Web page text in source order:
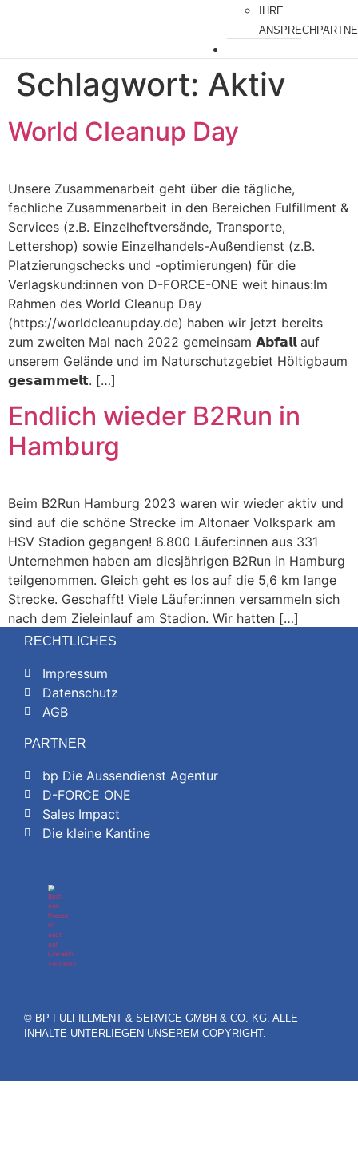
IHRE
Schlagwort: Aktiv
World Cleanup Day
Unsere Zusammenarbeit geht über die tägliche,
fachliche Zusammenarbeit in den Bereichen Fulfillment &
Services (z.B. Einzelheftversände, Transporte,
Lettershop) sowie Einzelhandels-Außendienst (z.B.
Platzierungschecks und -optimierungen) für die
Verlagskund:innen von D-FORCE-ONE weit hinaus:Im
Rahmen des World Cleanup Day
(https://worldcleanupday.de) haben wir jetzt bereits
zum zweiten Mal nach 2022 gemeinsam 𝗔𝗯𝗳𝗮𝗹𝗹 auf
unserem Gelände und im Naturschutzgebiet Höltigbaum
𝗴𝗲𝘀𝗮𝗺𝗺𝗲𝗹𝘁. […]
Endlich wieder B2Run in
Hamburg
Beim B2Run Hamburg 2023 waren wir wieder aktiv und
sind auf die schöne Strecke im Altonaer Volkspark am
HSV Stadion gegangen! 6.800 Läufer:innen aus 331
Unternehmen haben am diesjährigen B2Run in Hamburg
teilgenommen. Gleich geht es los auf die 5,6 km lange
Strecke. Geschafft! Viele Läufer:innen versammeln sich
nach dem Zieleinlauf am Stadion. Wir hatten […]
RECHTLICHES
Impressum
Datenschutz
AGB
PARTNER
bp Die Aussendienst Agentur
D-FORCE ONE
Sales Impact
Die kleine Kantine
© BP FULFILLMENT & SERVICE GMBH & CO. KG. ALLE
INHALTE UNTERLIEGEN UNSEREM COPYRIGHT.